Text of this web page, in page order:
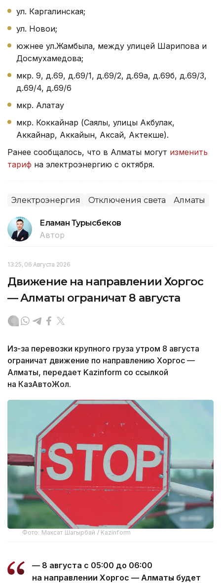
ул. Каргалинская;
ул. Новои;
южнее ул.Жамбыла, между улицей Шарипова и
Досмухамедова;
мкр. 9, д.69, д.69/1, д.69/2, д.69а, д.69б, д.69/3,
д.69/4, д.69/6
мкр. Алатау
мкр. Коккайнар (Саялы, улицы Акбулак,
Аккайнар, Аккайын, Аксай, Актекше).
Ранее сообщалось, что в Алматы могут изменить
тариф на электроэнергию с октября.
Электроэнергия Отключения света Алматы
Еламан Турысбеков
Автор
13:25, 06 Августа 2026
Движение на направлении Хоргос
— Алматы ограничат 8 августа
Из-за перевозки крупного груза утром 8 августа
ограничат движение по направлению Хоргос —
Алматы, передает Kazinform со ссылкой
на КазАвтоЖол.
Фото: Максат Шагырбай / Kazinform
— 8 августа с 05:00 до 06:00
на направлении Хоргос — Алматы будет